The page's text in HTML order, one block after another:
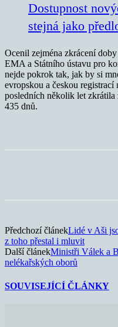
Dostupnost
stejná jako
Ocenil zejména zkrácení
EMA a Státního ústavu pro
nejde pokrok tak, jak by si
evropskou a českou
posledních několik let zkrátila
435 dnů.
Předchozí článekLidé v Aši
z toho přestal i mluvit
Další článekMinistři Válek a
nelékařských oborů
SOUVISEJÍCÍ ČLÁNKY